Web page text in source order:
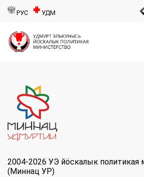
РУС УДМ
2004-2026 УЭ йöскалык политикая
(Миннац УР)